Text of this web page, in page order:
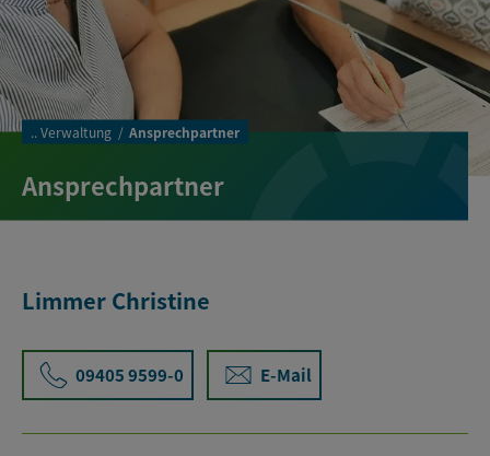
.. Verwaltung Ansprechpartner
Ansprechpartner
Limmer Christine
09405 9599-0 E-Mail